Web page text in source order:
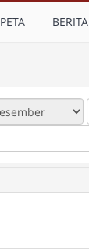
PETA BERITA